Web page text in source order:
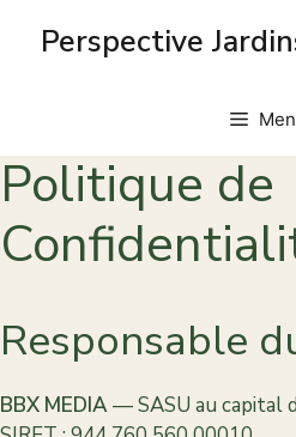
Perspective
Politique de
Responsable
BBX MEDIA— SASU au capital